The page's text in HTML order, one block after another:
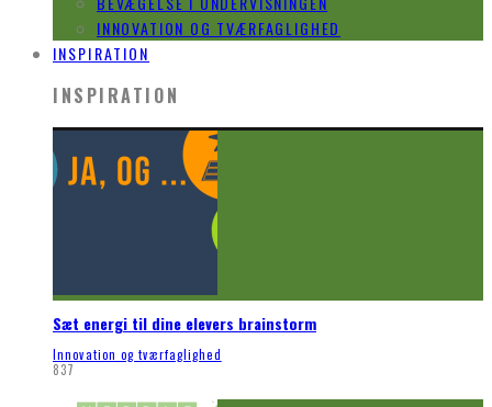
INNOVATION OG TVÆRFAGLIGHED
INSPIRATION
INSPIRATION
Sæt energi til dine elevers brainstorm
Innovation og tværfaglighed
837